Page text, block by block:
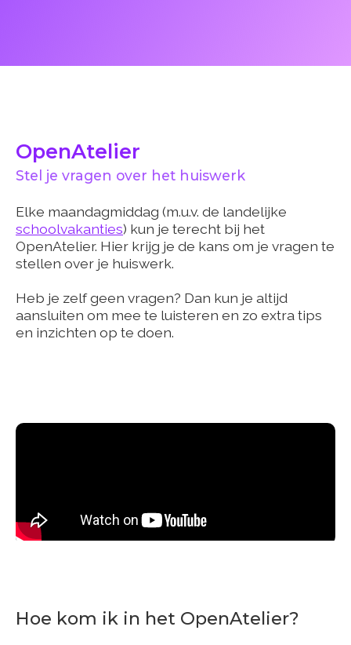
OpenAtelier
Stel je vragen over het huiswerk
Elke maandagmiddag (m.u.v. de landelijke
schoolvakanties) kun je terecht bij het
OpenAtelier. Hier krijg je de kans om je vragen te
stellen over je huiswerk.
Heb je zelf geen vragen? Dan kun je altijd
aansluiten om mee te luisteren en zo extra tips
en inzichten op te doen.
Hoe kom ik in het OpenAtelier?